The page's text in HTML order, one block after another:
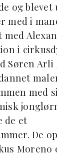
og blevet
med i
med
i
Søren Arli
med
de et
De
Moreno